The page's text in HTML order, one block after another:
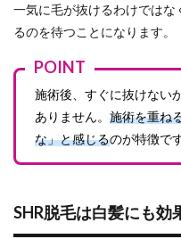
一気に毛が抜けるわけでは
るのを待つことになります。
POINT
施術後、すぐに抜けない
ありません。 施術を重ね
な」と感じるのが特徴です
SHR脱毛は白髪にも効